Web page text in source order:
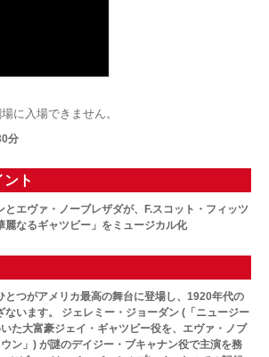
に入場できません。
分
ト
とエヴァ・ノーブレザダが、F.スコット・フィッツ
麗なるギャツビー」をミュージカル化
とつがアメリカ最高の舞台に登場し、1920年代の
ないます。 ジェレミー・ジョーダン (「ニュージー
た大富豪ジェイ・ギャツビー役を、エヴァ・ノブ
ン」) が謎のデイジー・ブキャナン役で主演を務